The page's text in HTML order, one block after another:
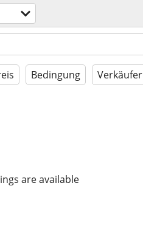
Bedingung Verkäufer
are available